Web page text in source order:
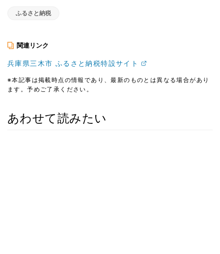
ふるさと納税
関連リンク
兵庫県三木市 ふるさと納税特設サイト
※本記事は掲載時点の情報であり、最新のものとは異なる場合があり
ます。予めご了承ください。
あわせて読みたい